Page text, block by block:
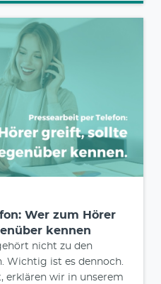
Wer zum Hörer
kennen
nicht zu den
Wichtig ist es dennoch.
erklären wir in unserem